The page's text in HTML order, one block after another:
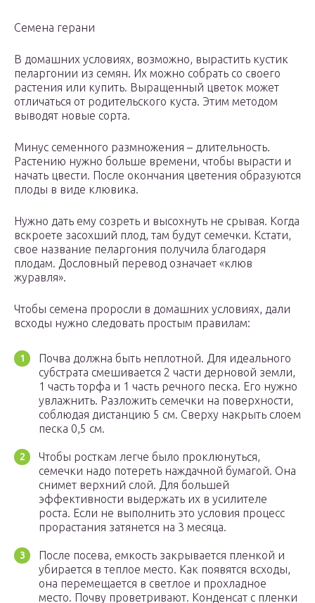
Семена герани
В домашних условиях, возможно, вырастить кустик
пеларгонии из семян. Их можно собрать со своего
растения или купить. Выращенный цветок может
отличаться от родительского куста. Этим методом
выводят новые сорта.
Минус семенного размножения – длительность.
Растению нужно больше времени, чтобы вырасти и
начать цвести. После окончания цветения образуются
плоды в виде клювика.
Нужно дать ему созреть и высохнуть не срывая. Когда
вскроете засохший плод, там будут семечки. Кстати,
свое название пеларгония получила благодаря
плодам. Дословный перевод означает «клюв
журавля».
Чтобы семена проросли в домашних условиях, дали
всходы нужно следовать простым правилам:
Почва должна быть неплотной. Для идеального
субстрата смешивается 2 части дерновой земли,
1 часть торфа и 1 часть речного песка. Его нужно
увлажнить. Разложить семечки на поверхности,
соблюдая дистанцию 5 см. Сверху накрыть слоем
песка 0,5 см.
Чтобы росткам легче было проклюнуться,
семечки надо потереть наждачной бумагой. Она
снимет верхний слой. Для большей
эффективности выдержать их в усилителе
роста. Если не выполнить это условия процесс
прорастания затянется на 3 месяца.
После посева, емкость закрывается пленкой и
убирается в теплое место. Как появятся всходы,
она перемещается в светлое и прохладное
место. Почву проветривают. Конденсат с пленки